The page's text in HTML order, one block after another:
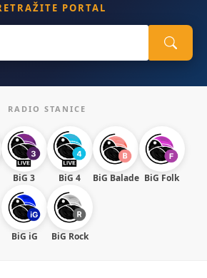
PORTAL
RADIO STANICE
BiG 3 BiG 4 BiG Balade BiG Folk
BiG iG BiG Rock